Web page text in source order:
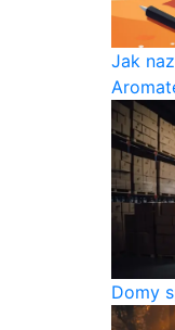
Jak
Domy